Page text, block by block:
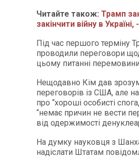
Читайте також: Трамп
закінчити війну в Україні,
Під час першого терміну
проводили переговори
цьому питанні
Нещодавно Кім дав
переговорів із США, але
про “хороші особисті
“немає причин не вести
від одержимості
На думку науковця з
надіслати Штатам